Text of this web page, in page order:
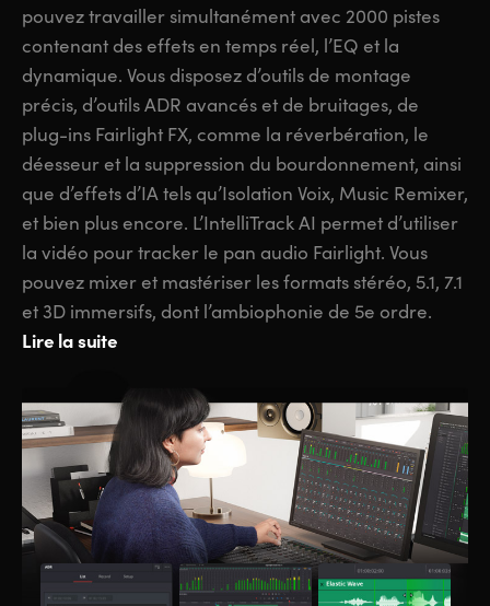
pouvez travailler simultanément avec 2000 pistes
contenant des effets en temps réel, l’EQ et la
dynamique. Vous disposez d’outils de montage
précis, d’outils ADR avancés et de bruitages, de
plug-ins Fairlight FX, comme la réverbération, le
déesseur et la suppression du bourdonnement, ainsi
que d’effets d’IA tels qu’Isolation Voix, Music Remixer,
et bien plus encore. L’IntelliTrack AI permet d’utiliser
la vidéo pour tracker le pan audio Fairlight. Vous
pouvez mixer et mastériser les formats stéréo, 5.1, 7.1
et 3D immersifs, dont l’ambiophonie de 5e ordre.
Lire la suite